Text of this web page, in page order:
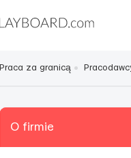
Praca za granicą
O firmie